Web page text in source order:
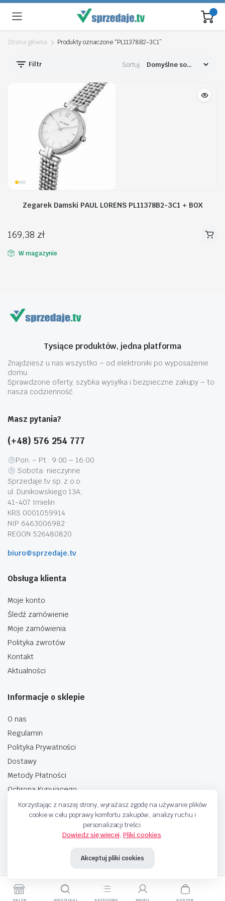
Strona główna Produkty oznaczone “PL11378B2-3C1”
Filtr Sortuj:
Zegarek Damski PAUL LORENS PL11378B2-3C1 + BOX
169,38 zł
W magazynie
Tysiące produktów, jedna platforma
Znajdziesz u nas wszystko – od elektroniki po wyposażenie
domu.
Sprawdzone oferty, szybka wysyłka i bezpieczne zakupy – to
nasza codzienność.
Masz pytania?
(+48) 576 254 777
Pon. – Pt.: 9:00 – 16:00
Sobota: nieczynne
Sprzedaje.tv sp. z o.o.
ul. Dunikowskiego 13A,
41-407 Imielin
KRS 0001059914
NIP 6463006982
REGON 526480820
biuro@sprzedaje.tv
Obsługa klienta
Moje konto
Śledź zamówienie
Moje zamówienia
Polityka zwrotów
Kontakt
Aktualności
Informacje o sklepie
O nas
Regulamin
Polityka Prywatności
Dostawy
Metody Płatności
Ochrona Kupującego
Metody Płatnosci
Korzystając z naszej strony, wyrażasz zgodę na używanie plików
cookie w celu poprawy komfortu zakupów, analizy ruchu i
personalizacji treści.
Dowiedz się więcej,Pliki cookies.
Akceptuj pliki cookies